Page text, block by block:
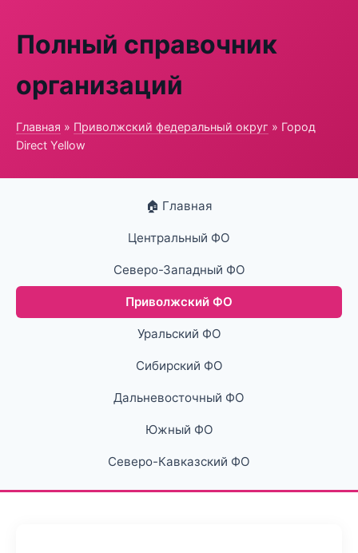
Полный справочник
организаций
Главная » Приволжский федеральный округ » Город
Direct Yellow
🏠 Главная
Центральный ФО
Северо-Западный ФО
Приволжский ФО
Уральский ФО
Сибирский ФО
Дальневосточный ФО
Южный ФО
Северо-Кавказский ФО